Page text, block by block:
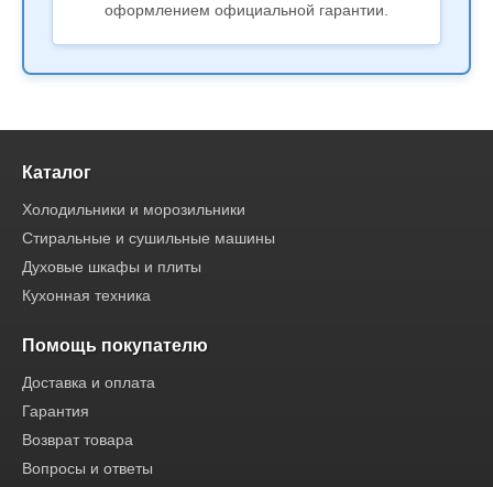
оформлением официальной гарантии.
Каталог
Холодильники и морозильники
Стиральные и сушильные машины
Духовые шкафы и плиты
Кухонная техника
Помощь покупателю
Доставка и оплата
Гарантия
Возврат товара
Вопросы и ответы